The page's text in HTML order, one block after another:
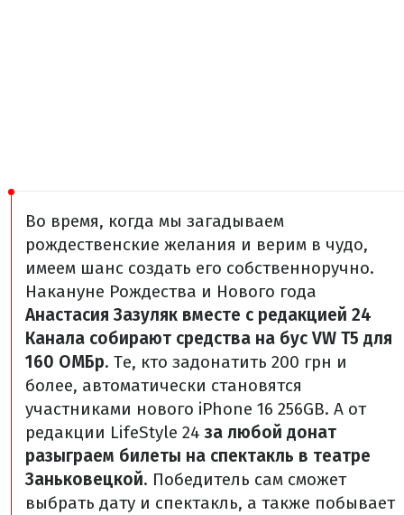
Во время, когда мы загадываем
рождественские желания и верим в чудо,
имеем шанс создать его собственноручно.
Накануне Рождества и Нового года
Анастасия Зазуляк вместе с редакцией 24
Канала собирают средства на бус VW T5 для
160 ОМБр. Те, кто задонатить 200 грн и
более, автоматически становятся
участниками нового iPhone 16 256GB. А от
редакции LifeStyle 24за любой донат
разыграем билеты на спектакль в театре
Заньковецкой. Победитель сам сможет
выбрать дату и спектакль, а также побывает